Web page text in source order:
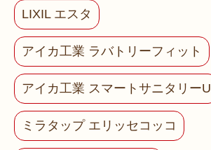
LIXIL エスタ
アイカ工業 ラバトリーフィット
アイカ工業 スマートサニタリーU
ミラタップ エリッセコッコ